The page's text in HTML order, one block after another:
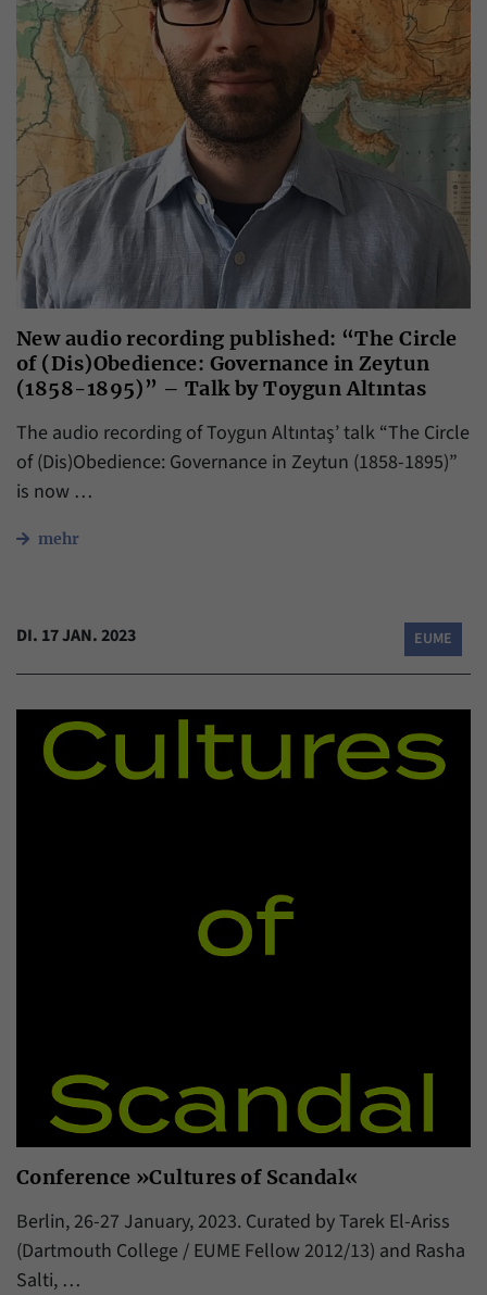
New audio recording published: “The Circle
of (Dis)Obedience: Governance in Zeytun
(1858-1895)” – Talk by Toygun Altıntas
The audio recording of Toygun Altıntaş’ talk “The Circle
of (Dis)Obedience: Governance in Zeytun (1858-1895)”
is now …
mehr
DI. 17 JAN. 2023 EUME
Conference »Cultures of Scandal«
Berlin, 26-27 January, 2023. Curated by Tarek El-Ariss
(Dartmouth College / EUME Fellow 2012/13) and Rasha
Salti, …